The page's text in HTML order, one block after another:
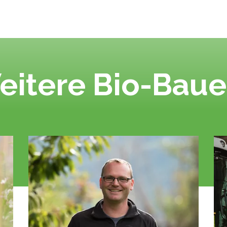
Bio-